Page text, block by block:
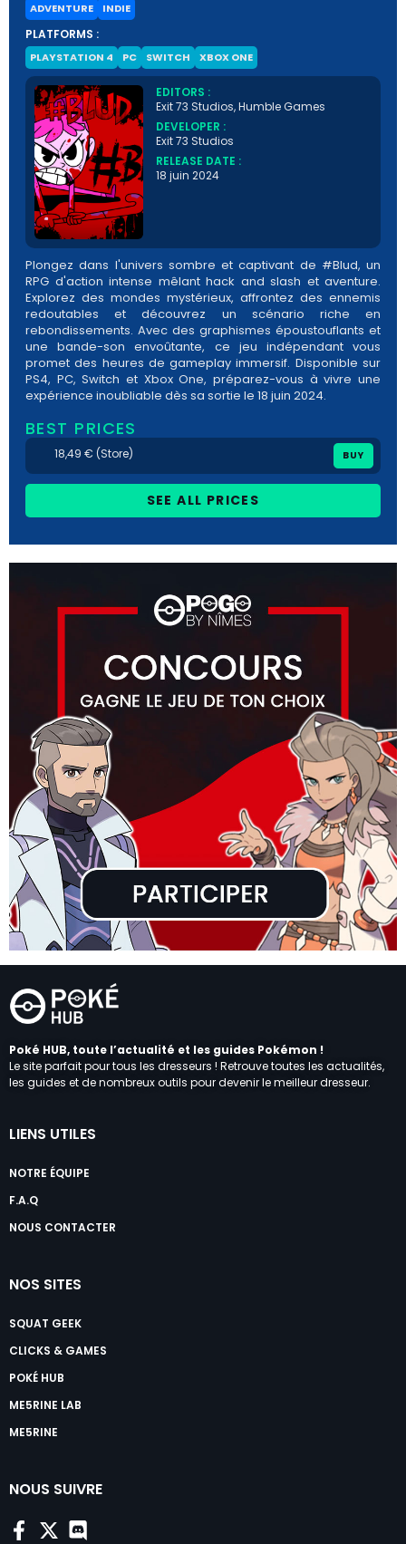
ADVENTURE
INDIE
PLATFORMS :
PLAYSTATION 4 PC SWITCH XBOX ONE
EDITORS :
Exit 73 Studios, Humble Games
DEVELOPER :
Exit 73 Studios
RELEASE DATE :
18 juin 2024
Plongez dans l'univers sombre et captivant de #Blud, un
RPG d'action intense mêlant hack and slash et aventure.
Explorez des mondes mystérieux, affrontez des ennemis
redoutables et découvrez un scénario riche en
rebondissements. Avec des graphismes époustouflants et
une bande-son envoûtante, ce jeu indépendant vous
promet des heures de gameplay immersif. Disponible sur
PS4, PC, Switch et Xbox One, préparez-vous à vivre une
expérience inoubliable dès sa sortie le 18 juin 2024.
BEST PRICES
18,49 € (Store) BUY
SEE ALL PRICES
Poké HUB, toute l’actualité et les guides Pokémon !
Le site parfait pour tous les dresseurs ! Retrouve toutes les actualités,
les guides et de nombreux outils pour devenir le meilleur dresseur.
LIENS UTILES
NOTRE ÉQUIPE
F.A.Q
NOUS CONTACTER
NOS SITES
SQUAT GEEK
CLICKS & GAMES
POKÉ HUB
ME5RINE LAB
ME5RINE
NOUS SUIVRE